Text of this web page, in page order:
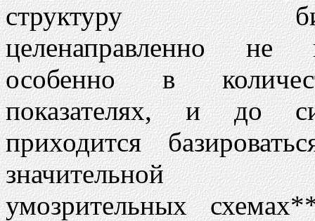
структуру
целенаправленно не
особенно в
показателях, и до
приходится
значительной
умозрительных